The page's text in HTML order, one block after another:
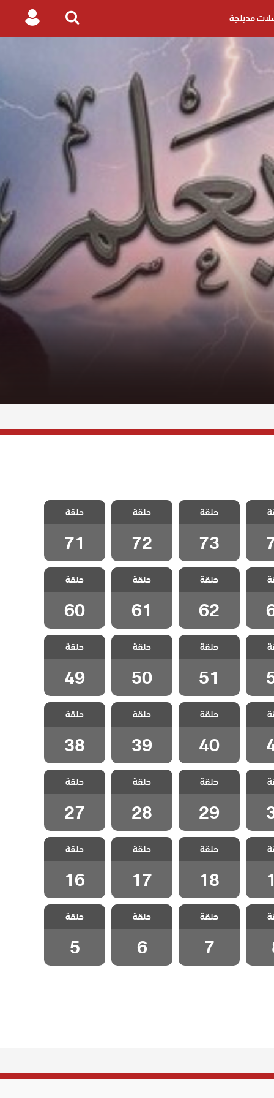
مدبلجة
Search
Login
احد
مسلسل لا احد
يعلم مدبلج
الحلقة 73
حلقة
73
مسلسل لا احد
يعلم مدبلج
الحلقة 72
حلقة
72
مسلسل لا احد
يعلم مدبلج
الحلقة 71
حلقة
71
احد
مسلسل لا احد
يعلم مدبلج
الحلقة 62
حلقة
62
مسلسل لا احد
يعلم مدبلج
الحلقة 61
حلقة
61
مسلسل لا احد
يعلم مدبلج
الحلقة 60
حلقة
60
احد
مسلسل لا احد
يعلم مدبلج
الحلقة 51
حلقة
51
مسلسل لا احد
يعلم مدبلج
الحلقة 50
حلقة
50
مسلسل لا احد
يعلم مدبلج
الحلقة 49
حلقة
49
احد
مسلسل لا احد
يعلم مدبلج
الحلقة 40
حلقة
40
مسلسل لا احد
يعلم مدبلج
الحلقة 39
حلقة
39
مسلسل لا احد
يعلم مدبلج
الحلقة 38
حلقة
38
احد
مسلسل لا احد
يعلم مدبلج
الحلقة 29
حلقة
29
مسلسل لا احد
يعلم مدبلج
الحلقة 28
حلقة
28
مسلسل لا احد
يعلم مدبلج
الحلقة 27
حلقة
27
احد
مسلسل لا احد
يعلم مدبلج
الحلقة 18
حلقة
18
مسلسل لا احد
يعلم مدبلج
الحلقة 17
حلقة
17
مسلسل لا احد
يعلم مدبلج
الحلقة 16
حلقة
16
احد
8
مسلسل لا احد
يعلم مدبلج
الحلقة 7
حلقة
7
مسلسل لا احد
يعلم مدبلج
الحلقة 6
حلقة
6
مسلسل لا احد
يعلم مدبلج
الحلقة 5
حلقة
5